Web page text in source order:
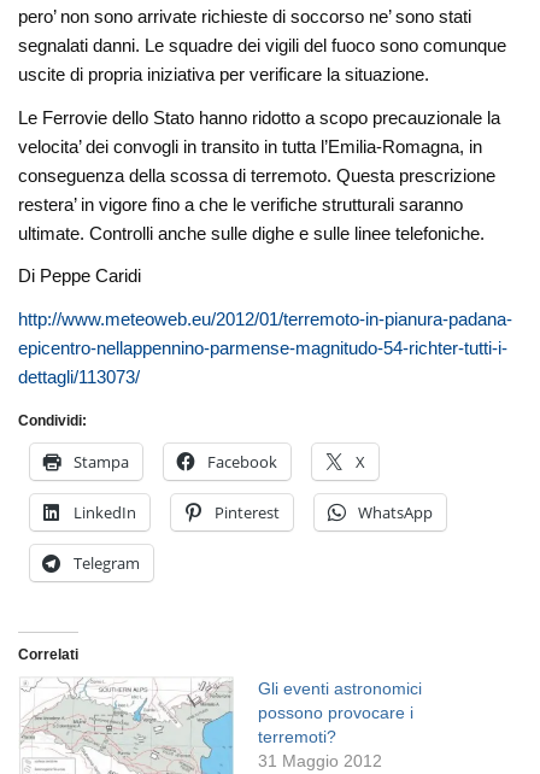
pero’ non sono arrivate richieste di soccorso ne’ sono stati
segnalati danni. Le squadre dei vigili del fuoco sono comunque
uscite di propria iniziativa per verificare la situazione.
Le Ferrovie dello Stato hanno ridotto a scopo precauzionale la
velocita’ dei convogli in transito in tutta l’Emilia-Romagna, in
conseguenza della scossa di terremoto. Questa prescrizione
restera’ in vigore fino a che le verifiche strutturali saranno
ultimate. Controlli anche sulle dighe e sulle linee telefoniche.
Di Peppe Caridi
http://www.meteoweb.eu/2012/01/terremoto-in-pianura-padana-
epicentro-nellappennino-parmense-magnitudo-54-richter-tutti-i-
dettagli/113073/
Condividi:
Stampa Facebook X
LinkedIn Pinterest WhatsApp
Telegram
Correlati
Gli eventi astronomici
possono provocare i
terremoti?
31 Maggio 2012